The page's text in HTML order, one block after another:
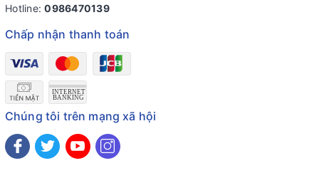
Hotline:0986470139
Chấp nhận thanh toán
Chúng tôi trên mạng xã hội